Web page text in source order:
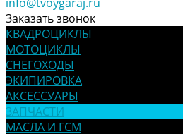
Заказать звонок
КВАДРОЦИКЛЫ
МОТОЦИКЛЫ
СНЕГОХОДЫ
ЭКИПИРОВКА
АКСЕССУАРЫ
ЗАПЧАСТИ
МАСЛА И ГСМ